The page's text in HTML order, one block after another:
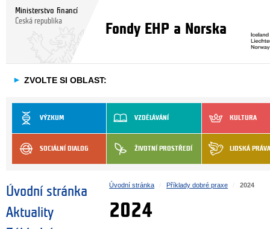
Ministerstvo financí
Česká republika
Fondy EHP a Norska
► ZVOLTE SI OBLAST:
VÝZKUM VZDĚLÁVÁNÍ KULTURA
SOCIÁLNÍ DIALOG ŽIVOTNÍ PROSTŘEDÍ LIDSKÁ PRÁVA
Úvodní stránka
Aktuality
Úvodní stránka Příklady dobré praxe 2024
2024